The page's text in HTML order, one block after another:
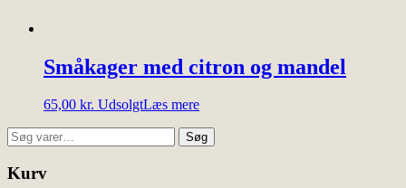
Småkager med citron og mandel
65,00 kr. UdsolgtLæs mere
Søg
efter:
Søg
Kurv